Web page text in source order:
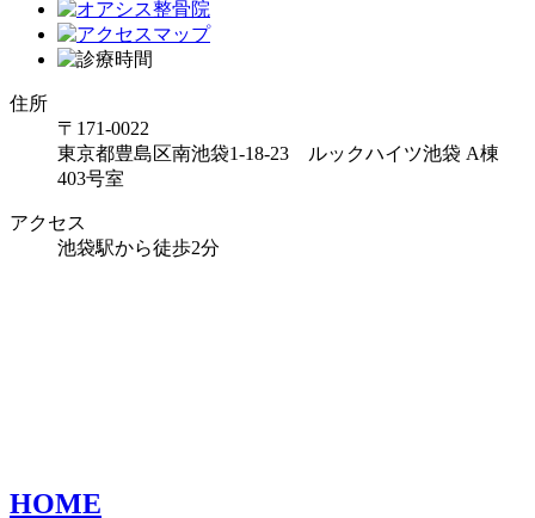
住所
〒171-0022
東京都豊島区南池袋1-18-23 ルックハイツ池袋 A棟
403号室
アクセス
池袋駅から徒歩2分
HOME